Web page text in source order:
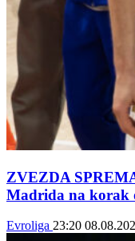
ZVEZDA
Madrida na korak
Evroliga 23:20